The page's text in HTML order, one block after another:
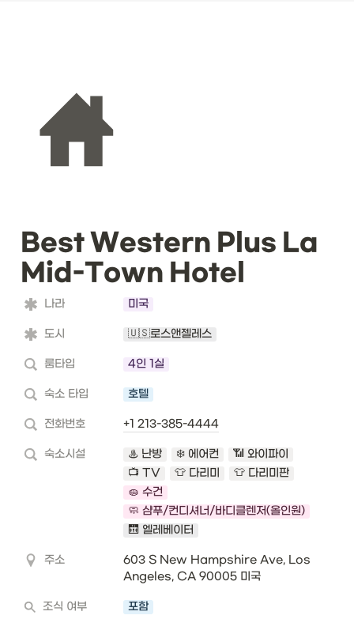
Best Western Plus La
Mid-Town Hotel
나라 미국
도시 🇺🇸로스앤젤레스
룸타입 4인 1실
숙소 타입 호텔
전화번호 +1 213-385-4444
숙소시설 ♨️ 난방 ❄️ 에어컨
📶 와이파이
📺 TV
👕 다리미
👕 다리미판
🧽 수건
🧼 샴푸/컨디셔너/바디클렌저(올인원)
🛗 엘레베이터
주소
603 S New Hampshire Ave, Los
Angeles, CA 90005 미국
조식 여부 포함